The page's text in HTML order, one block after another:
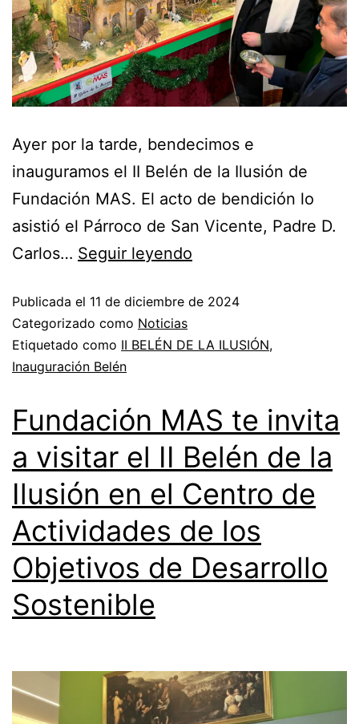
Ayer por la tarde, bendecimos e
inauguramos el II Belén de la Ilusión de
Fundación MAS. El acto de bendición lo
asistió el Párroco de San Vicente, Padre D.
Carlos… Seguir leyendo
Publicada el 11 de diciembre de 2024
Categorizado como Noticias
Etiquetado como II BELÉN DE LA ILUSIÓN,
Inauguración Belén
Fundación MAS te invita
a visitar el II Belén de la
Ilusión en el Centro de
Actividades de los
Objetivos de Desarrollo
Sostenible